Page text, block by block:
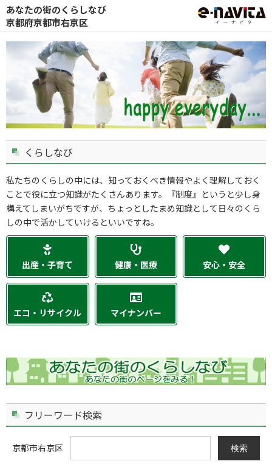
あなたの街のくらしなび
京都府京都市右京区
くらしなび
私たちのくらしの中には、知っておくべき情報やよく理解しておく
ことで役に立つ知識がたくさんあります。『制度』というと少し身
構えてしまいがちですが、ちょっとしたまめ知識として日々のくら
しの中で活かしていけるといいですね。
出産・子育て 健康・医療 安心・安全
エコ・リサイクル マイナンバー
フリーワード検索
京都市右京区 検索